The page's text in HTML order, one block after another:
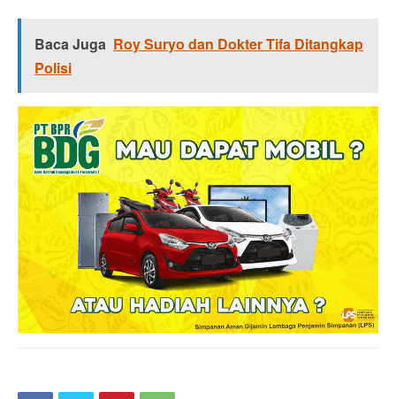
Baca Juga Roy Suryo dan Dokter Tifa Ditangkap
Polisi